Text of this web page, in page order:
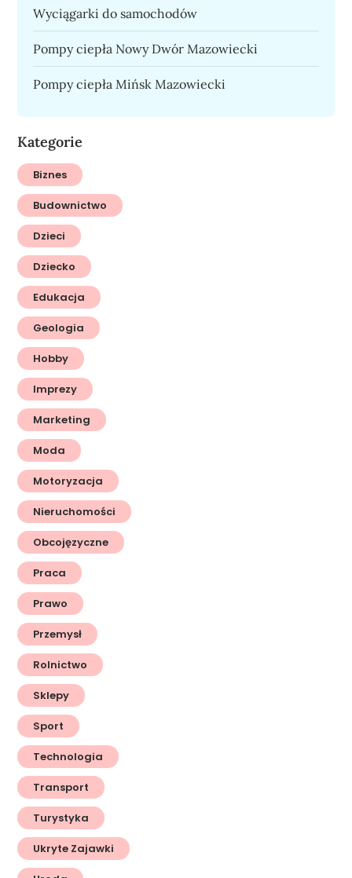
Wyciągarki do samochodów
Pompy ciepła Nowy Dwór Mazowiecki
Pompy ciepła Mińsk Mazowiecki
Kategorie
Biznes
Budownictwo
Dzieci
Dziecko
Edukacja
Geologia
Hobby
Imprezy
Marketing
Moda
Motoryzacja
Nieruchomości
Obcojęzyczne
Praca
Prawo
Przemysł
Rolnictwo
Sklepy
Sport
Technologia
Transport
Turystyka
Ukryte Zajawki